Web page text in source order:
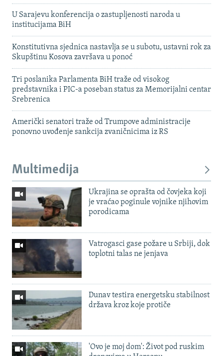
U Sarajevu konferencija o zastupljenosti naroda u
institucijama BiH
Konstitutivna sjednica nastavlja se u subotu, ustavni rok za
Skupštinu Kosova završava u ponoć
Tri poslanika Parlamenta BiH traže od visokog
predstavnika i PIC-a poseban status za Memorijalni centar
Srebrenica
Američki senatori traže od Trumpove administracije
ponovno uvođenje sankcija zvaničnicima iz RS
Multimedija
Ukrajina se oprašta od čovjeka koji
je vraćao poginule vojnike njihovim
porodicama
Vatrogasci gase požare u Srbiji, dok
toplotni talas ne jenjava
Dunav testira energetsku stabilnost
država kroz koje protiče
'Ovo je moj dom': Život pod ruskim